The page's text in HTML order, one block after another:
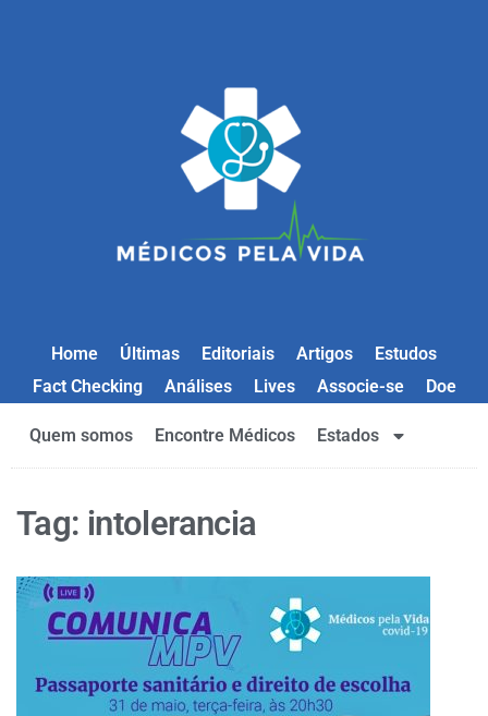
Home Últimas Editoriais Artigos
Estudos
Fact Checking
Análises Lives Associe-se Doe
Quem somos Encontre Médicos Estados
Tag: intolerancia